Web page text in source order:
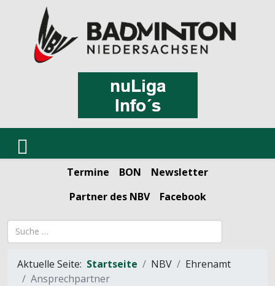
Termine BON
Newsletter
Partner des NBV
Facebook
Suchbegriff
Aktuelle Seite: Startseite NBV
Ehrenamt
Ansprechpartner